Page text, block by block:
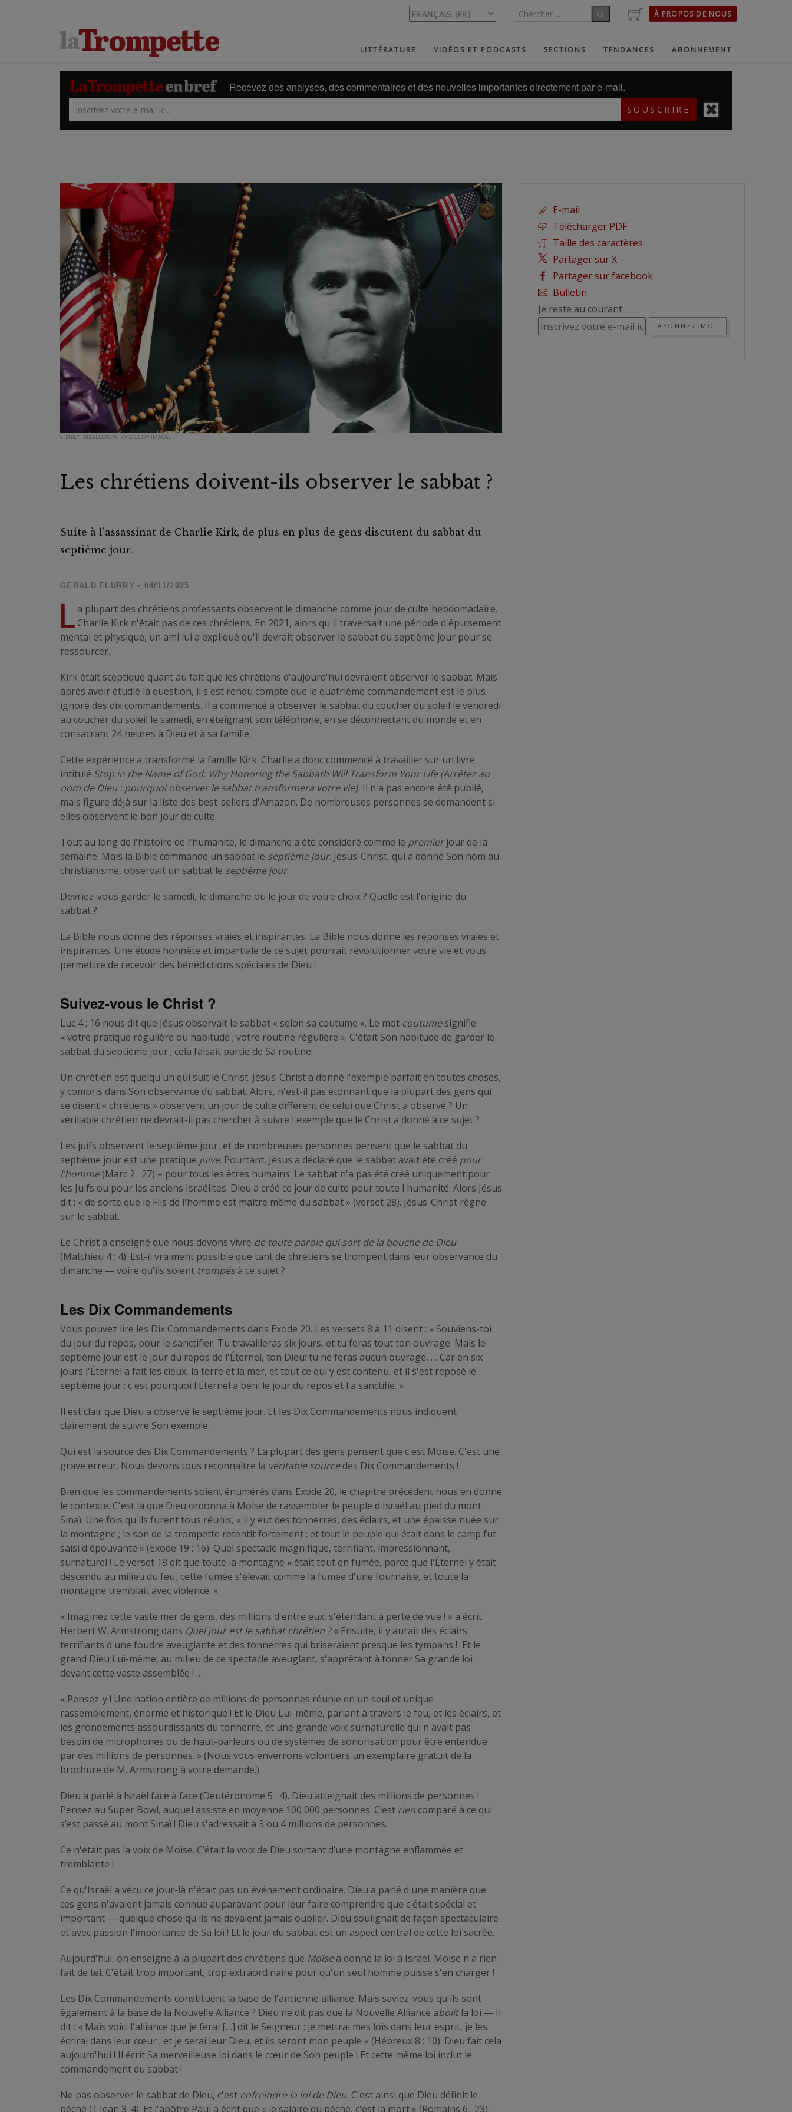
À PROPOS DE NOUS
LITTÉRATURE VIDÉOS ET PODCASTS SECTIONS TENDANCES ABONNEMENT
Recevez des analyses, des commentaires et des nouvelles importantes directement par e-mail.
SOUSCRIRE
CHARLY TRIBALLEAU/AFP VIA GETTY IMAGES
Les chrétiens doivent-ils observer le sabbat ?
Suite à l'assassinat de Charlie Kirk, de plus en plus de gens discutent du sabbat du
septième jour.
GERALD FLURRY • 04/11/2025
L a plupart des chrétiens professants observent le dimanche comme jour de culte hebdomadaire.
Charlie Kirk n'était pas de ces chrétiens. En 2021, alors qu'il traversait une période d'épuisement
mental et physique, un ami lui a expliqué qu'il devrait observer le sabbat du septième jour pour se
ressourcer.
Kirk était sceptique quant au fait que les chrétiens d'aujourd'hui devraient observer le sabbat. Mais
après avoir étudié la question, il s'est rendu compte que le quatrième commandement est le plus
ignoré des dix commandements. Il a commencé à observer le sabbat du coucher du soleil le vendredi
au coucher du soleil le samedi, en éteignant son téléphone, en se déconnectant du monde et en
consacrant 24 heures à Dieu et à sa famille.
Cette expérience a transformé la famille Kirk. Charlie a donc commencé à travailler sur un livre
intitulé Stop in the Name of God: Why Honoring the Sabbath Will Transform Your Life (Arrêtez au
nom de Dieu : pourquoi observer le sabbat transformera votre vie). Il n'a pas encore été publié,
mais figure déjà sur la liste des best-sellers d'Amazon. De nombreuses personnes se demandent si
elles observent le bon jour de culte.
Tout au long de l'histoire de l'humanité, le dimanche a été considéré comme le premierjour de la
semaine. Mais la Bible commande un sabbat le septième jour. Jésus-Christ, qui a donné Son nom au
christianisme, observait un sabbat le septième jour.
Devriez-vous garder le samedi, le dimanche ou le jour de votre choix ? Quelle est l'origine du
sabbat ?
La Bible nous donne des réponses vraies et inspirantes. La Bible nous donne les réponses vraies et
inspirantes. Une étude honnête et impartiale de ce sujet pourrait révolutionner votre vie et vous
permettre de recevoir des bénédictions spéciales de Dieu !
Suivez-vous le Christ ?
Luc 4 : 16 nous dit que Jésus observait le sabbat « selon sa coutume ». Le mot coutumesignifie
« votre pratique régulière ou habitude ; votre routine régulière ». C'était Son habitude de garder le
sabbat du septième jour ; cela faisait partie de Sa routine.
Un chrétien est quelqu'un qui suit le Christ. Jésus-Christ a donné l'exemple parfait en toutes choses,
y compris dans Son observance du sabbat. Alors, n'est-il pas étonnant que la plupart des gens qui
se disent « chrétiens » observent un jour de culte différent de celui que Christ a observé ? Un
véritable chrétien ne devrait-il pas chercher à suivre l'exemple que le Christ a donné à ce sujet ?
Les juifs observent le septième jour, et de nombreuses personnes pensent que le sabbat du
septième jour est une pratique juive. Pourtant, Jésus a déclaré que le sabbat avait été créé pour
l'homme(Marc 2 : 27) – pour tous les êtres humains. Le sabbat n'a pas été créé uniquement pour
les Juifs ou pour les anciens Israélites. Dieu a créé ce jour de culte pour toute l'humanité. Alors Jésus
dit : « de sorte que le Fils de l'homme est maître même du sabbat » (verset 28). Jésus-Christ règne
sur le sabbat.
Le Christ a enseigné que nous devons vivre de toute parole qui sort de la bouche de Dieu
(Matthieu 4 : 4). Est-il vraiment possible que tant de chrétiens se trompent dans leur observance du
dimanche — voire qu'ils soient trompésà ce sujet ?
Les Dix Commandements
Vous pouvez lire les Dix Commandements dans Exode 20. Les versets 8 à 11 disent : « Souviens-toi
du jour du repos, pour le sanctifier. Tu travailleras six jours, et tu feras tout ton ouvrage. Mais le
septième jour est le jour du repos de l'Éternel, ton Dieu: tu ne feras aucun ouvrage, … Car en six
jours l'Éternel a fait les cieux, la terre et la mer, et tout ce qui y est contenu, et il s'est reposé le
septième jour : c'est pourquoi l'Éternel a béni le jour du repos et l'a sanctifié. »
Il est clair que Dieu a observé le septième jour. Et les Dix Commandements nous indiquent
clairement de suivre Son exemple.
Qui est la source des Dix Commandements ? La plupart des gens pensent que c'est Moïse. C'est une
grave erreur. Nous devons tous reconnaître la véritable sourcedes Dix Commandements !
Bien que les commandements soient énumérés dans Exode 20, le chapitre précédent nous en donne
le contexte. C'est là que Dieu ordonna à Moïse de rassembler le peuple d'Israël au pied du mont
Sinaï. Une fois qu'ils furent tous réunis, « il y eut des tonnerres, des éclairs, et une épaisse nuée sur
la montagne ; le son de la trompette retentit fortement ; et tout le peuple qui était dans le camp fut
saisi d'épouvante » (Exode 19 : 16). Quel spectacle magnifique, terrifiant, impressionnant,
surnaturel ! Le verset 18 dit que toute la montagne « était tout en fumée, parce que l'Éternel y était
descendu au milieu du feu ; cette fumée s'élevait comme la fumée d'une fournaise, et toute la
montagne tremblait avec violence. »
« Imaginez cette vaste mer de gens, des millions d'entre eux, s'étendant à perte de vue ! » a écrit
Herbert W. Armstrong dans Quel jour est le sabbat chrétien ?« Ensuite, il y aurait des éclairs
terrifiants d'une foudre aveuglante et des tonnerres qui briseraient presque les tympans ! Et le
grand Dieu Lui-même, au milieu de ce spectacle aveuglant, s'apprêtant à tonner Sa grande loi
devant cette vaste assemblée ! …
« Pensez-y ! Une nation entière de millions de personnes réunie en un seul et unique
rassemblement, énorme et historique ! Et le Dieu Lui-même, parlant à travers le feu, et les éclairs, et
les grondements assourdissants du tonnerre, et une grande voix surnaturelle qui n'avait pas
besoin de microphones ou de haut-parleurs ou de systèmes de sonorisation pour être entendue
par des millions de personnes. » (Nous vous enverrons volontiers un exemplaire gratuit de la
brochure de M. Armstrong à votre demande.)
Dieu a parlé à Israël face à face (Deutéronome 5 : 4). Dieu atteignait des millions de personnes !
Pensez au Super Bowl, auquel assiste en moyenne 100 000 personnes. C’est rien comparé à ce qui
s’est passé au mont Sinaï ! Dieu s'adressait à 3 ou 4 millions de personnes.
Ce n'était pas la voix de Moïse. C’était la voix de Dieu sortant d’une montagne enflammée et
tremblante !
Ce qu'Israël a vécu ce jour-là n'était pas un événement ordinaire. Dieu a parlé d'une manière que
ces gens n'avaient jamais connue auparavant pour leur faire comprendre que c'était spécial et
important — quelque chose qu'ils ne devaient jamais oublier. Dieu soulignait de façon spectaculaire
et avec passion l'importance de Sa loi ! Et le jour du sabbat est un aspect central de cette loi sacrée.
Aujourd'hui, on enseigne à la plupart des chrétiens que Moïsea donné la loi à Israël. Moïse n'a rien
fait de tel. C'était trop important, trop extraordinaire pour qu'un seul homme puisse s'en charger !
Les Dix Commandements constituent la base de l'ancienne alliance. Mais saviez-vous qu'ils sont
également à la base de la Nouvelle Alliance ? Dieu ne dit pas que la Nouvelle Alliance abolitla loi — Il
dit : « Mais voici l'alliance que je ferai […] dit le Seigneur : je mettrai mes lois dans leur esprit, je les
écrirai dans leur cœur ; et je serai leur Dieu, et ils seront mon peuple » (Hébreux 8 : 10). Dieu fait cela
aujourd'hui ! Il écrit Sa merveilleuse loi dans le cœur de Son peuple ! Et cette même loi inclut le
commandement du sabbat !
Ne pas observer le sabbat de Dieu, c'est enfreindre la loi de Dieu. C'est ainsi que Dieu définit le
péché (1 Jean 3 :4). Et l'apôtre Paul a écrit que « le salaire du péché, c'est la mort » (Romains 6 : 23).
E-mail
Télécharger PDF
Taille des caractères
Partager sur X
Partager sur facebook
Bulletin
Je reste au courant
ABONNEZ-MOI